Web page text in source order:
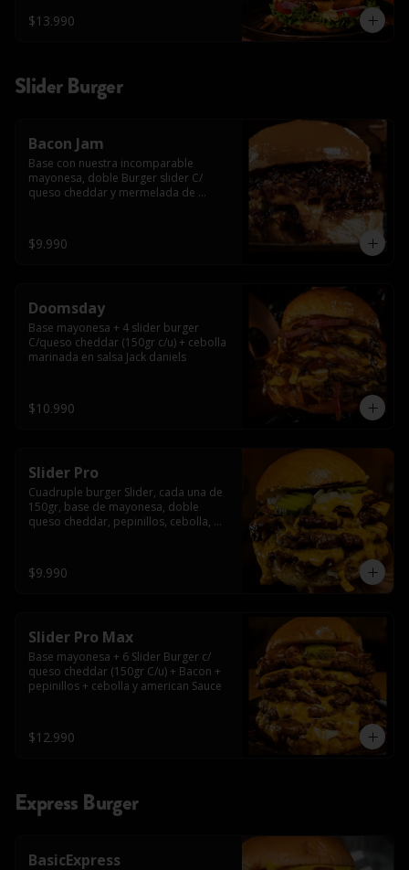
morada, pepinillo, chedar sause y los
$13.990
Slider Burger
Bacon Jam
Base con nuestra incomparable
mayonesa, doble Burger slider C/
queso cheddar y mermelada de
$9.990
Doomsday
Base mayonesa + 4 slider burger
C/queso cheddar (150gr c/u) + cebolla
marinada en salsa Jack daniels
$10.990
Slider Pro
Cuadruple burger Slider, cada una de
150gr, base de mayonesa, doble
queso cheddar, pepinillos, cebolla,
$9.990
Slider Pro Max
Base mayonesa + 6 Slider Burger c/
queso cheddar (150gr C/u) + Bacon +
pepinillos + cebolla y american Sauce
$12.990
Express Burger
BasicExpress